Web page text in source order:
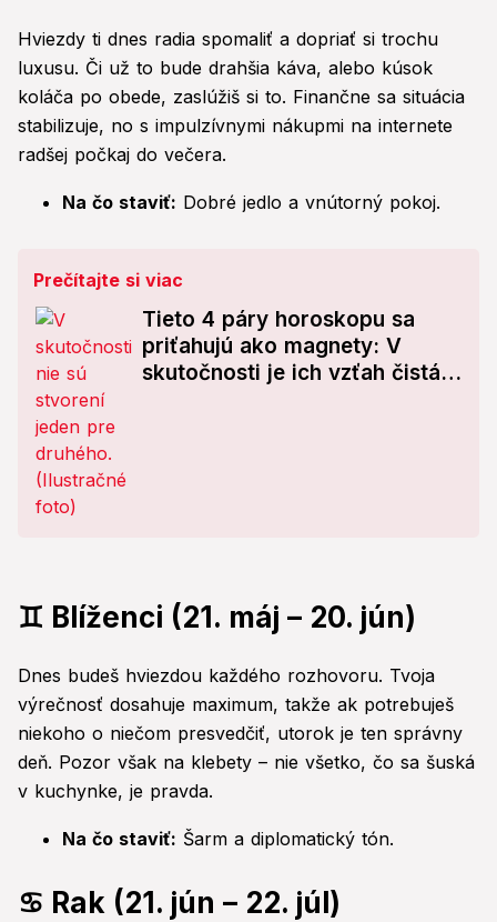
Hviezdy ti dnes radia spomaliť a dopriať si trochu
luxusu. Či už to bude drahšia káva, alebo kúsok
koláča po obede, zaslúžiš si to. Finančne sa situácia
stabilizuje, no s impulzívnymi nákupmi na internete
radšej počkaj do večera.
Na čo staviť: Dobré jedlo a vnútorný pokoj.
Prečítajte si viac
Tieto 4 páry horoskopu sa
priťahujú ako magnety: V
skutočnosti je ich vzťah čistá
♊ Blíženci (21. máj – 20. jún)
Dnes budeš hviezdou každého rozhovoru. Tvoja
výrečnosť dosahuje maximum, takže ak potrebuješ
niekoho o niečom presvedčiť, utorok je ten správny
deň. Pozor však na klebety – nie všetko, čo sa šuská
v kuchynke, je pravda.
Na čo staviť: Šarm a diplomatický tón.
♋ Rak (21. jún – 22. júl)